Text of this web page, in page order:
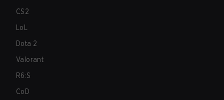
CS2
LoL
Dota 2
Valorant
R6:S
CoD